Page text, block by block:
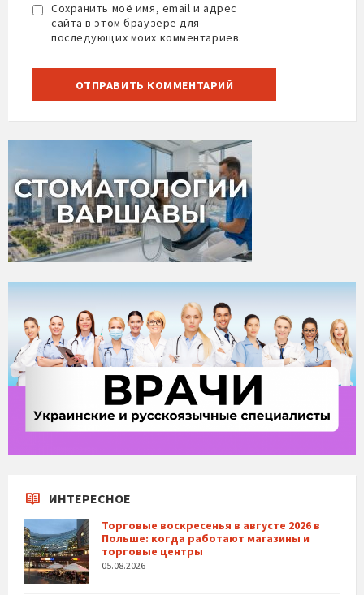
Сохранить моё имя, email и адрес
сайта в этом браузере для
последующих моих комментариев.
ИНТЕРЕСНОЕ
Торговые воскресенья в августе 2026 в
Польше: когда работают магазины и
торговые центры
05.08.2026